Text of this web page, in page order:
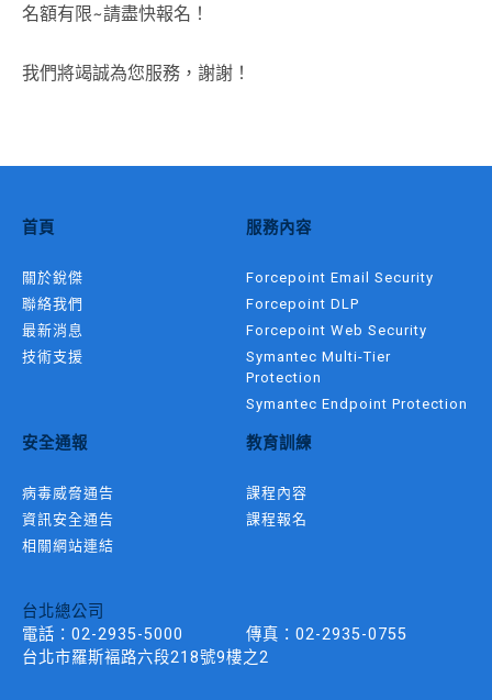
名額有限~請盡快報名！
我們將竭誠為您服務，謝謝！
首頁
關於銳傑
聯絡我們
最新消息
技術支援
服務內容
Forcepoint Email Security
Forcepoint DLP
Forcepoint Web Security
Symantec Multi-Tier
Protection
Symantec Endpoint Protection
安全通報
病毒威脅通告
資訊安全通告
相關網站連結
教育訓練
課程內容
課程報名
台北總公司
電話： 02-2935-5000 傳真： 02-2935-0755
台北市羅斯褔路六段218號9樓之2